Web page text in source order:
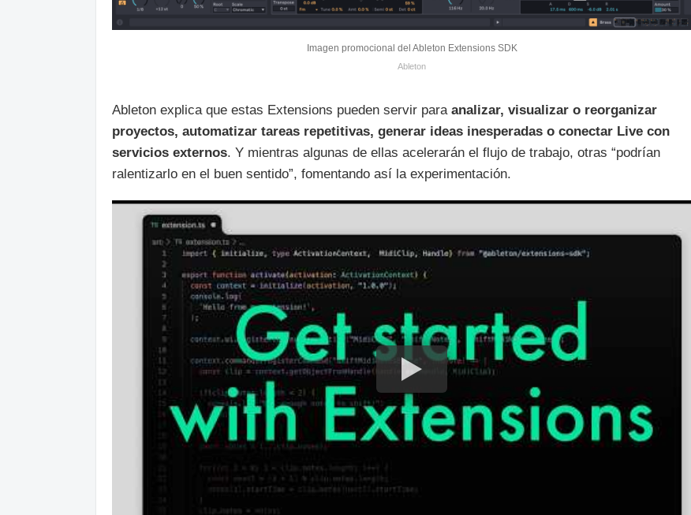
Imagen promocional del Ableton Extensions SDK
Ableton
Ableton explica que estas Extensions pueden servir para analizar, visualizar o reorganizar
proyectos, automatizar tareas repetitivas, generar ideas inesperadas o conectar Live con
servicios externos. Y mientras algunas de ellas acelerarán el flujo de trabajo, otras “podrían
ralentizarlo en el buen sentido”, fomentando así la experimentación.